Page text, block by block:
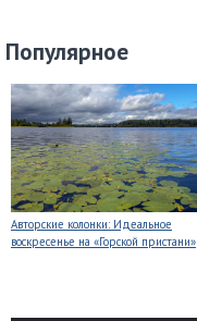
Популярное
Авторские колонки: Идеальное
воскресенье на «Горской пристани»